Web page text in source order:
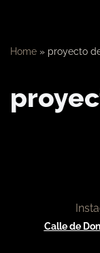
Home » proyecto
Calle de